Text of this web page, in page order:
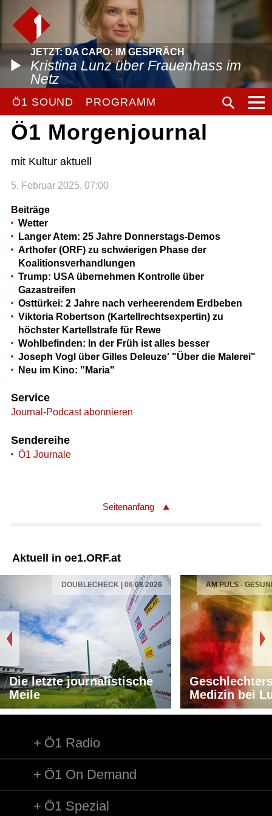
JETZT: DA CAPO: IM GESPRÄCH
Kristina Lunz über Frauenhass im
Netz
Ö1 SOUND PROGRAMM
Ö1 Morgenjournal
mit Kultur aktuell
5. Februar 2025, 07:00
Beiträge
Wetter
Langer Atem: 25 Jahre Donnerstags-Demos
Arthofer (ORF) zu schwierigen Phase der
Koalitionsverhandlungen
Trump: USA übernehmen Kontrolle über
Gazastreifen
Osttürkei: 2 Jahre nach verheerendem Erdbeben
Viktoria Robertson (Kartellrechtsexpertin) zu
höchster Kartellstrafe für Rewe
Wohlbefinden: In der Früh ist alles besser
Joseph Vogl über Gilles Deleuze' "Über die Malerei"
Neu im Kino: "Maria"
Service
Journal-Podcast abonnieren
Sendereihe
Ö1 Journale
Seitenanfang
Aktuell in oe1.ORF.at
DOUBLECHECK | 06 08 2026
Die letzte journalistische
Meile
AM PULS -
Medizin bei
Ö1 Radio
Ö1 On Demand
Ö1 Spezial